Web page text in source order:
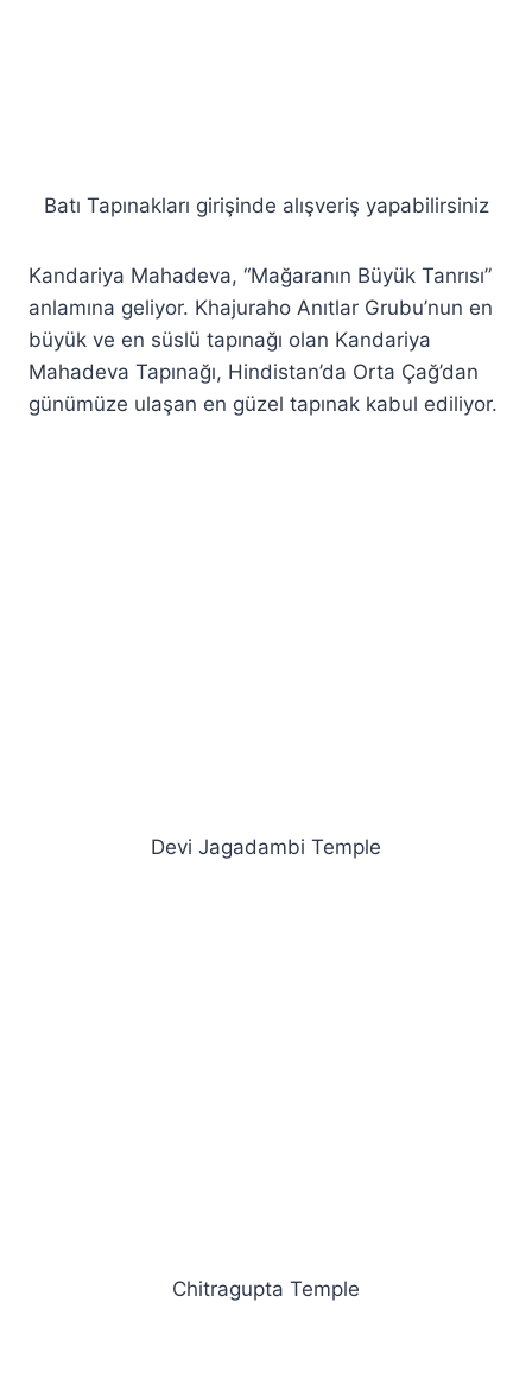
Batı Tapınakları girişinde alışveriş yapabilirsiniz
Kandariya Mahadeva, “Mağaranın Büyük Tanrısı”
anlamına geliyor. Khajuraho Anıtlar Grubu’nun en
büyük ve en süslü tapınağı olan Kandariya
Mahadeva Tapınağı, Hindistan’da Orta Çağ’dan
günümüze ulaşan en güzel tapınak kabul ediliyor.
Devi Jagadambi Temple
Chitragupta Temple